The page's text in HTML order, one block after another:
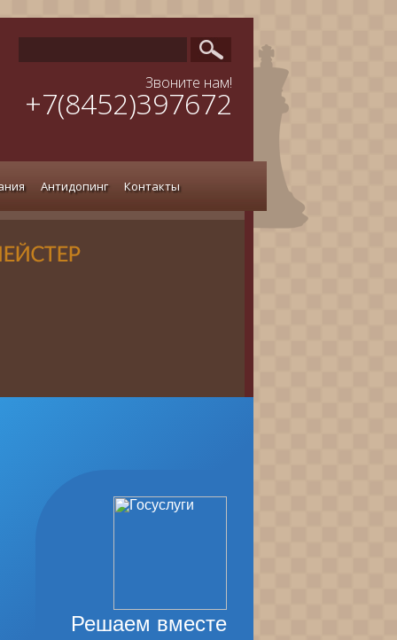
Звоните нам!
+7(8452)397672
Антидопинг Контакты
Решаем вместе